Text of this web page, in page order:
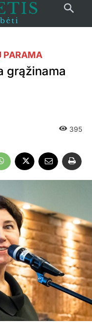
PARAMA
grąžinama
395